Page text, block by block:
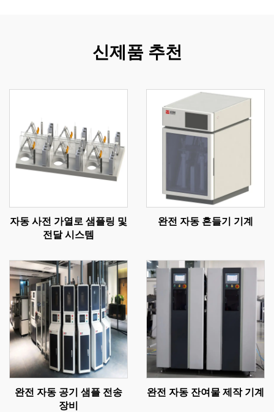
신제품 추천
자동 사전 가열로 샘플링 및
전달 시스템
완전 자동 흔들기 기계
완전 자동 공기 샘플 전송
장비
완전 자동 잔여물 제작 기계